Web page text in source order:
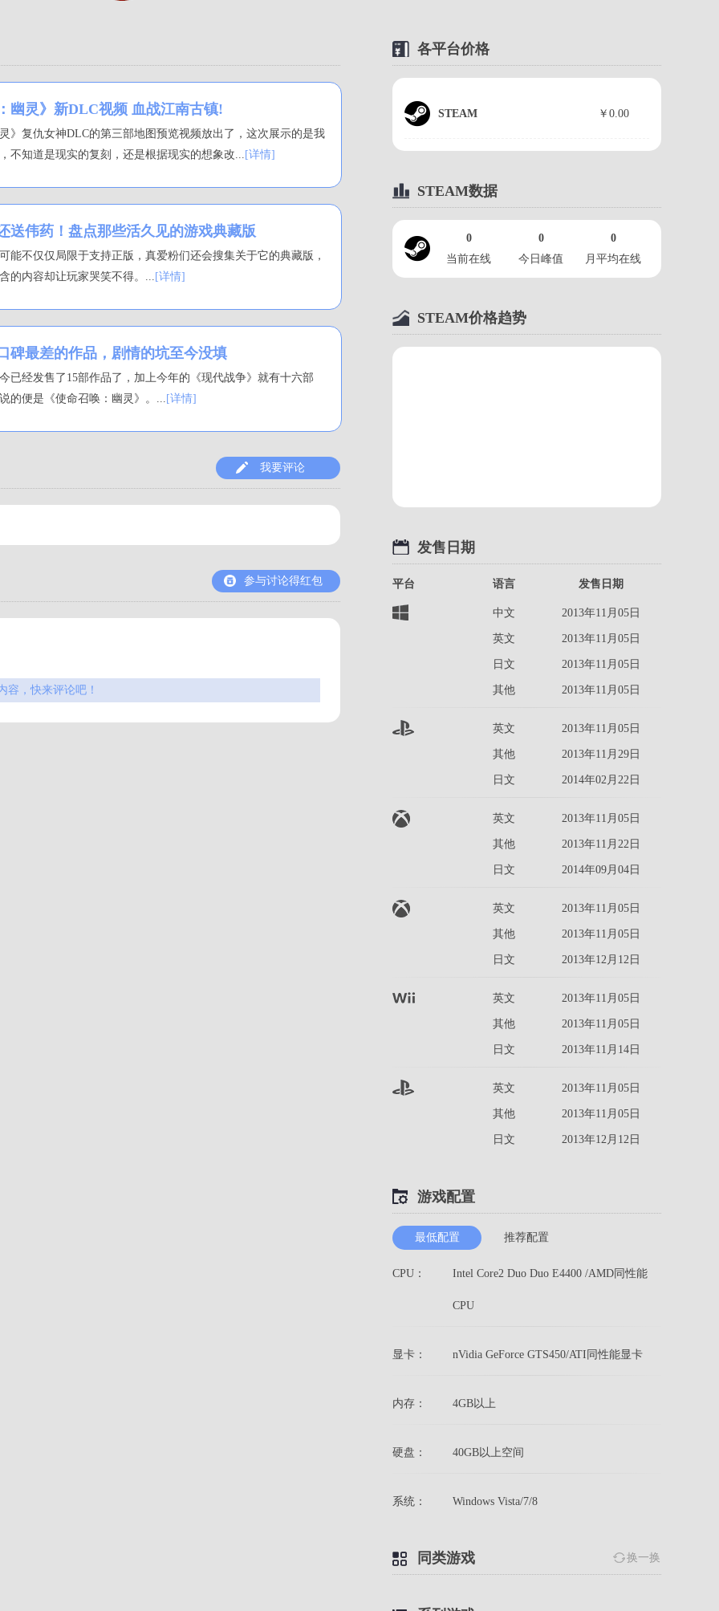
禽...
黑桐谷歌【CODGHOST中
黑桐谷歌【CODGHOST中
幽灵》新DLC视频 血战江南古镇!
》复仇女神DLC的第三部地图预览视频放出了，这次展示的是我
不知道是现实的复刻，还是根据现实的想象改... [详情]
送伟药！盘点那些活久见的游戏典藏版
能不仅仅局限于支持正版，真爱粉们还会搜集关于它的典藏版，
的内容却让玩家哭笑不得。... [详情]
碑最差的作品，剧情的坑至今没填
已经发售了15部作品了，加上今年的《现代战争》就有十六部
的便是《使命召唤：幽灵》。... [详情]
我要评论
参与讨论得红包
容，快来评论吧！
各平台价格
STEAM ￥0.00
STEAM数据
0
当前在线
0
今日峰值
0
月平均在线
STEAM价格趋势
发售日期
平台 语言 发售日期
中文 2013年11月05日
英文 2013年11月05日
日文 2013年11月05日
其他 2013年11月05日
英文 2013年11月05日
其他 2013年11月29日
日文 2014年02月22日
英文 2013年11月05日
其他 2013年11月22日
日文 2014年09月04日
英文 2013年11月05日
其他 2013年11月05日
日文 2013年12月12日
英文 2013年11月05日
其他 2013年11月05日
日文 2013年11月14日
英文 2013年11月05日
其他 2013年11月05日
日文 2013年12月12日
游戏配置
最低配置 推荐配置
CPU： Intel Core2 Duo Duo E4400 /AMD同性能
CPU
显卡： nVidia GeForce GTS450/ATI同性能显卡
内存： 4GB以上
硬盘： 40GB以上空间
系统： Windows Vista/7/8
同类游戏 换一换